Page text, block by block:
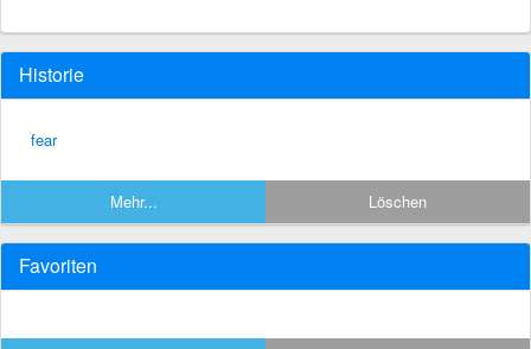
Historie
fear
Mehr... Löschen
Favoriten